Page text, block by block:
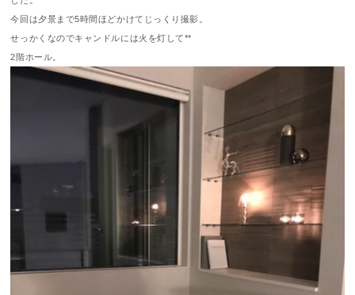
今回は夕景まで5時間ほどかけてじっくり撮影。
せっかくなのでキャンドルには火を灯して**
2階ホール。